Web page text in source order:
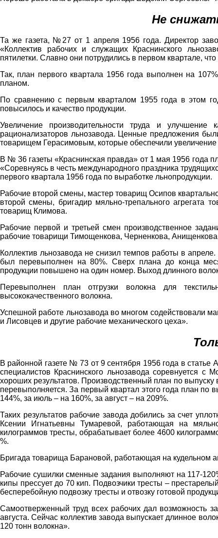
Не
Та же газета, №27 от 1 апреля 1956 года. Директор
«Коллектив рабочих и служащих Краснинского
пятилетки. Славно они потрудились в первом квартале,
Так, план первого квартала 1956 года выполнен на
планом.
По сравнению с первым кварталом 1955 года в этом
повысилось и качество продукции.
Увеличение производительности труда и улучшение
рационализаторов льнозавода. Ценные предложения
товарищем Герасимовым, которые обеспечили увеличение
В № 36 газеты «Краснинская правда» от 1 мая 1956 года
«Соревнуясь в честь международного праздника
первого квартала 1956 года по выработке льнопродукции.
Рабочие второй смены, мастер товарищ Осипов
второй смены, бригадир мяльно-трепального агрегата
товарищ Климова.
Рабочие первой и третьей смен производственное
рабочие товарищи Тимощенкова, Черненкова,
Коллектив льнозавода не снизил темпов работы в
был перевыполнен на 80%. Сверх плана до конца
продукции повышено на один номер. Выход длинного
Перевыполнен план отгрузки волокна для
высококачественного волокна.
Успешной работе льнозавода во многом содействовали
и Лисовцев и другие рабочие механического цеха».
В районной газете № 73 от 9 сентября 1956 года в
специалистов Краснинского льнозавода соревнуется
хороших результатов. Производственный план по
перевыполняется. За первый квартал этого года план по
144%, за июль – на 160%, за август – на 209%.
Таких результатов рабочие завода добились за счет
Ксении Игнатьевны Тумаревой, работающая на
килограммов тресты, обрабатывает более 4600
%.
Бригада товарища Барановой, работающая на кудельном
Рабочие сушилки сменные задания выполняют на 117-
кипы прессует до 70 кип. Подвозчики тресты –
бесперебойную подвозку тресты и отвозку готовой
Самоотверженный труд всех рабочих дал возможность
августа. Сейчас коллектив завода выпускает длинное
120 тонн волокна».